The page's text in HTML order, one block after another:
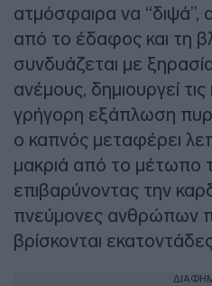
ατμόσφαιρα να “διψά”,
από το έδαφος και τη
συνδυάζεται με
ανέμους, δημιουργεί
γρήγορη εξάπλωση
ο καπνός μεταφέρει
μακριά από το μέτωπο
επιβαρύνοντας την
πνεύμονες ανθρώπων
βρίσκονται